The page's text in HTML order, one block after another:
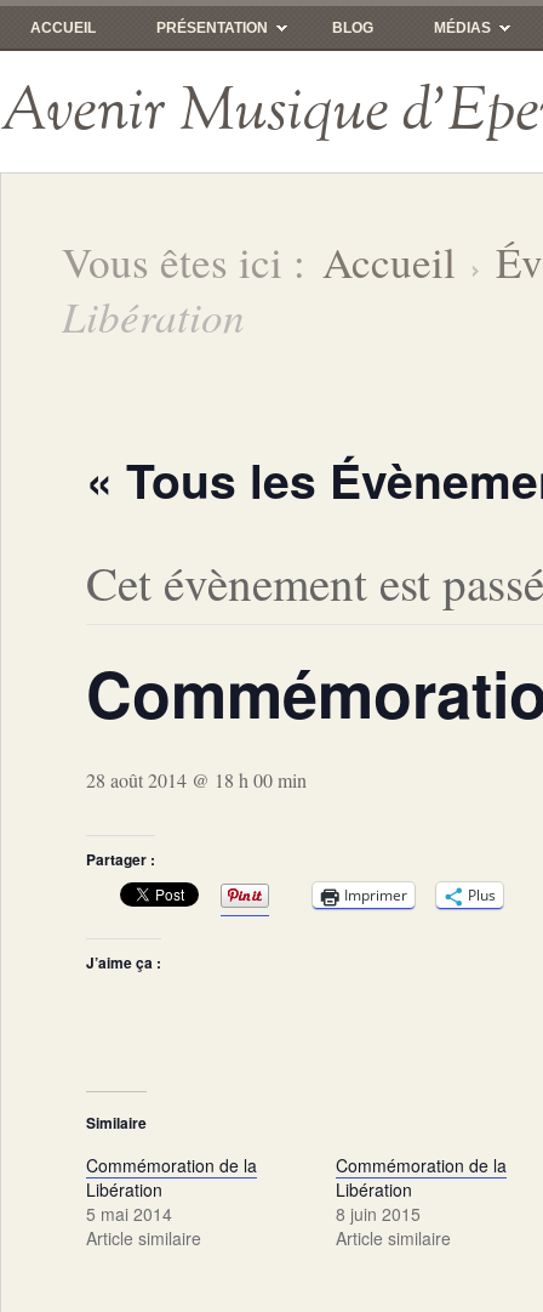
ACCUEIL PRÉSENTATION BLOG MÉDIAS
Avenir Musique
Vous êtes ici : Accueil
Libération
« Tous les
Cet évènement est
28 août 2014 @ 18 h 00 min
Partager :
Imprimer Plus
J’aime ça :
Similaire
Commémoration de la
Libération
5 mai 2014
Article similaire
Commémoration de la
Libération
8 juin 2015
Article similaire